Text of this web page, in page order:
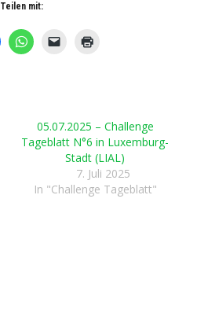
Teilen mit:
05.07.2025 – Challenge
Tageblatt N°6 in Luxemburg-
Stadt (LIAL)
7. Juli 2025
In "Challenge Tageblatt"